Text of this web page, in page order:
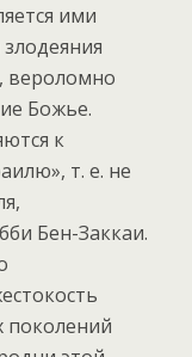
ими
вероломно
Божье.
к
т. е. не
Бен-Заккаи.
поколений